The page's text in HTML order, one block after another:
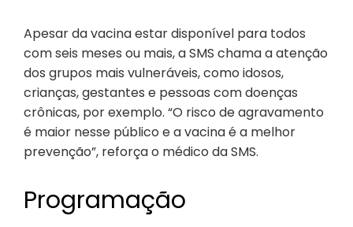
Apesar da vacina estar disponível para todos
com seis meses ou mais, a SMS chama a atenção
dos grupos mais vulneráveis, como idosos,
crianças, gestantes e pessoas com doenças
crônicas, por exemplo. “O risco de agravamento
é maior nesse público e a vacina é a melhor
prevenção”, reforça o médico da SMS.
Programação